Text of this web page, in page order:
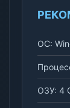
ОС:
ОЗУ: 4